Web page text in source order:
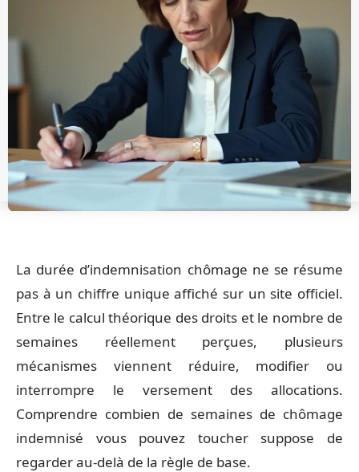
La durée d’indemnisation chômage ne se résume
pas à un chiffre unique affiché sur un site officiel.
Entre le calcul théorique des droits et le nombre de
semaines réellement perçues, plusieurs
mécanismes viennent réduire, modifier ou
interrompre le versement des allocations.
Comprendre combien de semaines de chômage
indemnisé vous pouvez toucher suppose de
regarder au-delà de la règle de base.